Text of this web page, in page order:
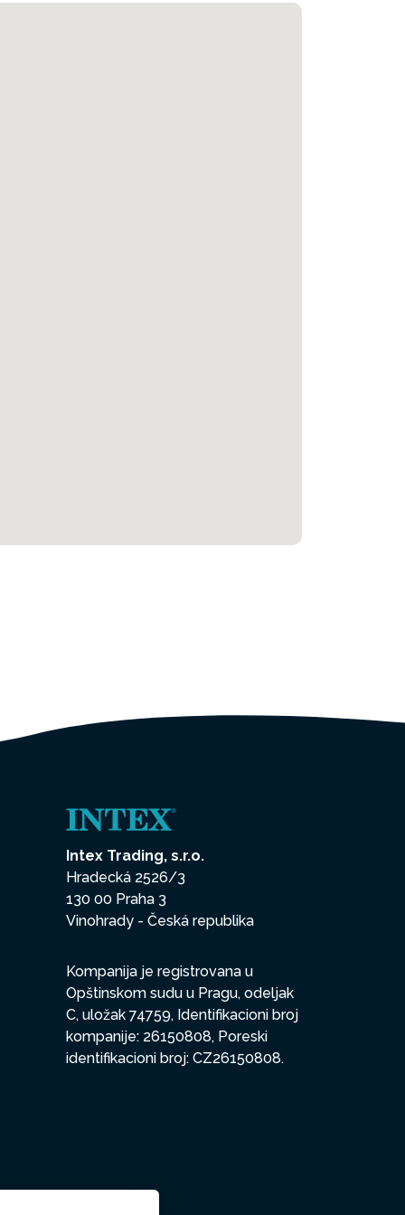
Intex Trading, s.r.o.
Hradecká 2526/3
130 00 Praha 3
Vinohrady - Česká republika
Kompanija je registrovana u
Opštinskom sudu u Pragu, odeljak
C, uložak 74759, Identifikacioni broj
kompanije: 26150808, Poreski
identifikacioni broj: CZ26150808.